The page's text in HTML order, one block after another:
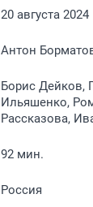
20 августа 2024
Антон
Борис Дейков,
Ильяшенко,
Рассказова,
92 мин.
Россия